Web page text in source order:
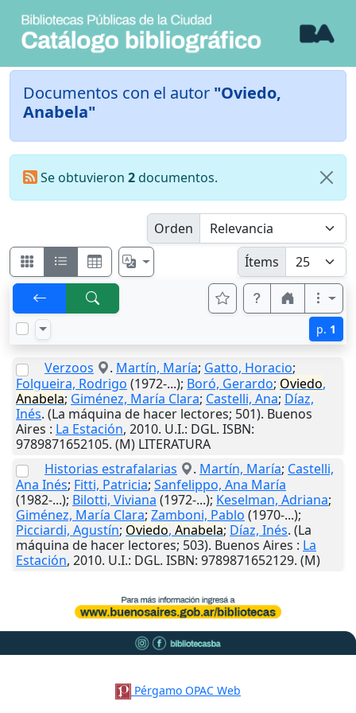
Documentos con el autor "Oviedo,
Anabela"
Se obtuvieron 2documentos.
Orden
Ítems
p. 1
Verzoos . Martín, María; Gatto, Horacio;
Folgueira, Rodrigo (1972-...); Boró, Gerardo; Oviedo,
Anabela; Giménez, María Clara; Castelli, Ana; Díaz,
Inés. (La máquina de hacer lectores; 501). Buenos
Aires : La Estación, 2010. U.I.: DGL. ISBN:
9789871652105. (M) LITERATURA
Historias estrafalarias
. Martín, María; Castelli,
Ana Inés; Fitti, Patricia; Sanfelippo, Ana María
(1982-...); Bilotti, Viviana (1972-...); Keselman, Adriana;
Giménez, María Clara; Zamboni, Pablo (1970-...);
Picciardi, Agustín; Oviedo, Anabela; Díaz, Inés. (La
máquina de hacer lectores; 503). Buenos Aires : La
Estación, 2010. U.I.: DGL. ISBN: 9789871652129. (M)
Pérgamo OPAC Web